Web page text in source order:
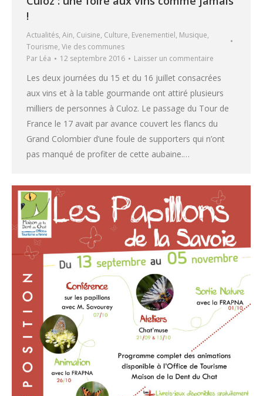
!
Actualités, Ain, Cuisine, Culture, Evenementiel, Musique,
Tourisme, Vie des communes
Par Léa 12 septembre 2016 Laisser un commentaire
Les deux journées du 15 et du 16 juillet consacrées
aux vins et à la table gourmande ont attiré plusieurs
milliers de personnes à Culoz. Le passage du Tour de
France le 17 avait par avance couvert les flancs du
Grand Colombier d’une foule de supporters qui n’ont
pas manqué de profiter de cette aubaine.…